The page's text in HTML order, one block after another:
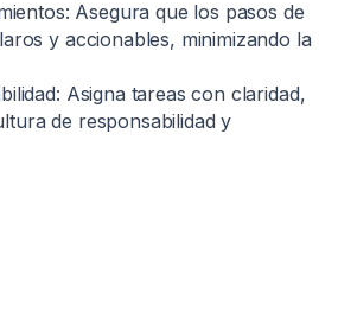
Asegura que los pasos de
y accionables, minimizando la
Asigna tareas con claridad,
de responsabilidad y